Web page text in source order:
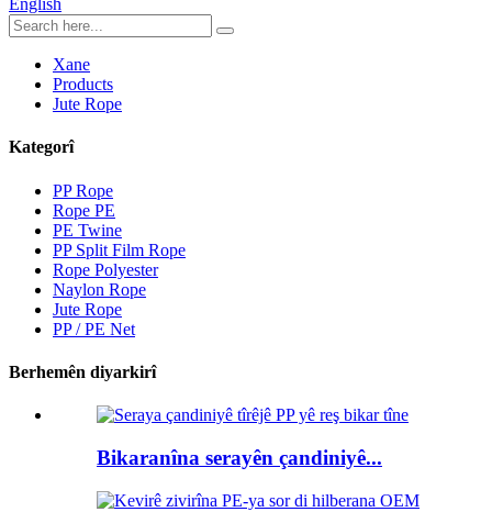
English
Xane
Products
Jute Rope
Kategorî
PP Rope
Rope PE
PE Twine
PP Split Film Rope
Rope Polyester
Naylon Rope
Jute Rope
PP / PE Net
Berhemên diyarkirî
Bikaranîna serayên çandiniyê...